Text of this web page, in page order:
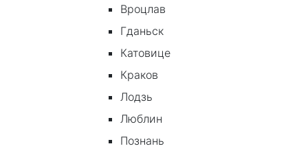
Вроцлав
Гданьск
Катовице
Краков
Лодзь
Люблин
Познань